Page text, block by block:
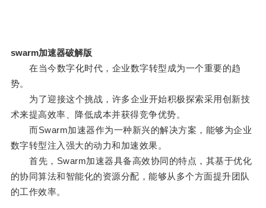
swarm加速器破解版
在当今数字化时代，企业数字转型成为一个重要的趋
势。
为了迎接这个挑战，许多企业开始积极探索采用创新技
术来提高效率、降低成本并获得竞争优势。
而Swarm加速器作为一种新兴的解决方案，能够为企业
数字转型注入强大的动力和加速效果。
首先，Swarm加速器具备高效协同的特点，其基于优化
的协同算法和智能化的资源分配，能够从多个方面提升团队
的工作效率。